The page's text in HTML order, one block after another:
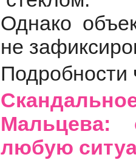
Однако
не
Подробности
Мальцева:
любую